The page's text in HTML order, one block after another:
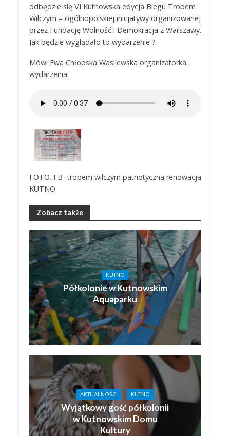
odbędzie się VI Kutnowska edycja Biegu Tropem
Wilczym – ogólnopolskiej inicjatywy organizowanej
przez Fundację Wolność i Demokracja z Warszawy.
Jak będzie wyglądało to wydarzenie ?
Mówi Ewa Chłopska Wasilewska organizatorka
wydarzenia.
FOTO. FB- tropem wilczym patriotyczna renowacja
KUTNO
Zobacz także
KUTNO
Półkolonie w Kutnowskim
Aquaparku
AKTUALNOŚCI KUTNO
Wyjątkowy gość półkolonii
w Kutnowskim Domu
Kultury